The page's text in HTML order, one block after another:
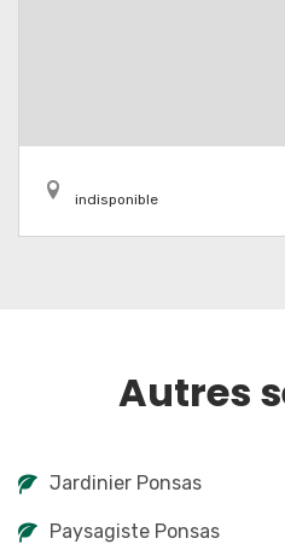
indisponible
Autres
Jardinier Ponsas
Paysagiste Ponsas